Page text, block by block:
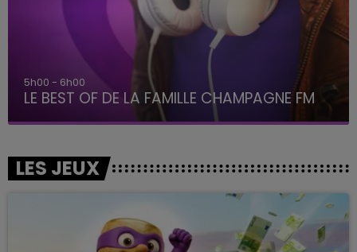
5h00 - 6h00
LE BEST OF DE LA FAMILLE CHAMPAGNE FM
LES JEUX